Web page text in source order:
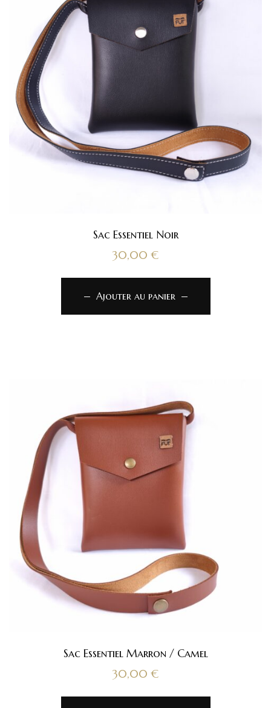
Sac Essentiel Noir
30,00 €
Ajouter au panier
Sac Essentiel Marron / Camel
30,00 €